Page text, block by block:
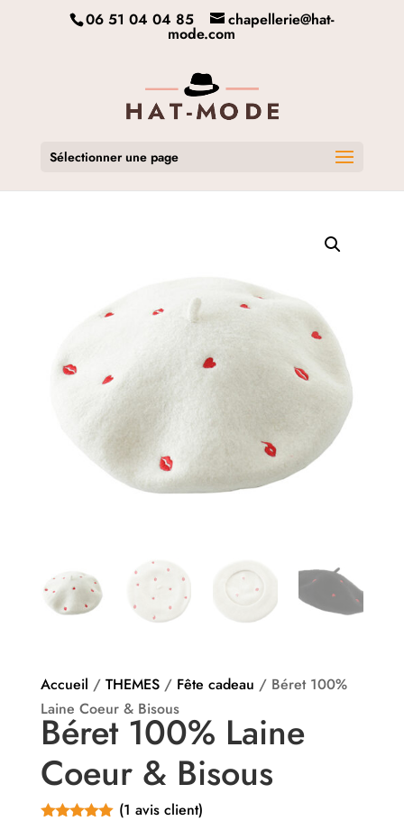
06 51 04 04 85 chapellerie@hat-
mode.com
Sélectionner une page
Accueil / THEMES/ Fête cadeau / Béret 100%
Laine Coeur & Bisous
Béret 100% Laine
Coeur & Bisous
(1 avis client)